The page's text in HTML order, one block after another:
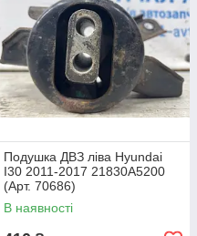
Подушка ДВЗ ліва Hyundai
I30 2011-2017 21830A5200
(Арт. 70686)
В наявності